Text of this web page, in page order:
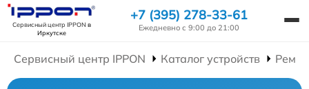
Сервисный центр IPPON в
Иркутске
+7 (395) 278-33-61
Ежедневно с 9:00 до 21:00
Сервисный центр IPPON Каталог устройств